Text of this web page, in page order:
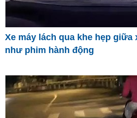
Xe máy lách qua khe hẹp giữa
như phim hành động